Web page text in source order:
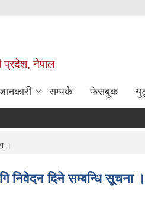
प्रदेश, नेपाल
सम्पर्क फेसबुक
।
निवेदन दिने सम्बन्धि सूचना ।